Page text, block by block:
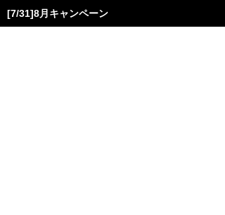
[7/31]8月キャンペーン